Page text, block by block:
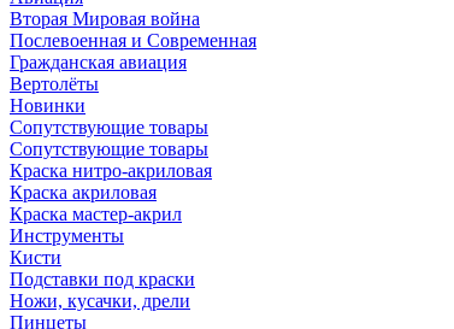
Вторая Мировая война
Послевоенная и Современная
Гражданская авиация
Вертолёты
Новинки
Сопутствующие товары
Сопутствующие товары
Краска нитро-акриловая
Краска акриловая
Краска мастер-акрил
Инструменты
Кисти
Подставки под краски
Ножи, кусачки, дрели
Пинцеты